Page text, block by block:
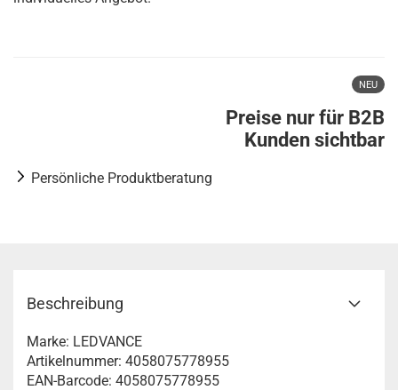
NEU
Preise nur für B2B
Kunden sichtbar
Persönliche Produktberatung
Beschreibung
Marke: LEDVANCE
Artikelnummer: 4058075778955
EAN-Barcode: 4058075778955